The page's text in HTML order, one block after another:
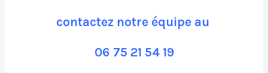
contactez notre équipe au
06 75 21 54 19